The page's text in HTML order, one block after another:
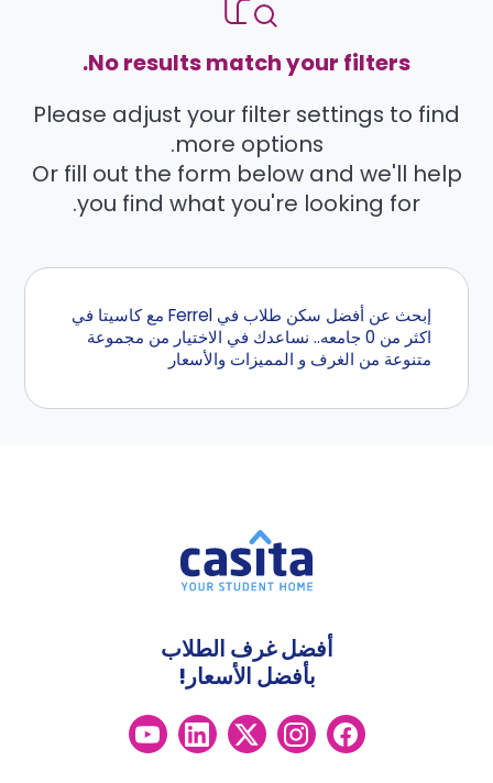
No results match your filters.
Please adjust your filter settings to find
more options.
Or fill out the form below and we'll help
you find what you're looking for.
إبحث عن أفضل سكن طلاب في Ferrel مع كاسيتا في
اكثر من 0 جامعه.. نساعدك في الاختيار من مجموعة
متنوعة من الغرف و المميزات والأسعار
أفضل غرف الطلاب
بأفضل الأسعار!